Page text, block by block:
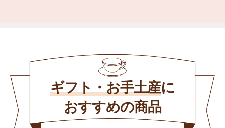
ギフト・お手土産に
おすすめの商品